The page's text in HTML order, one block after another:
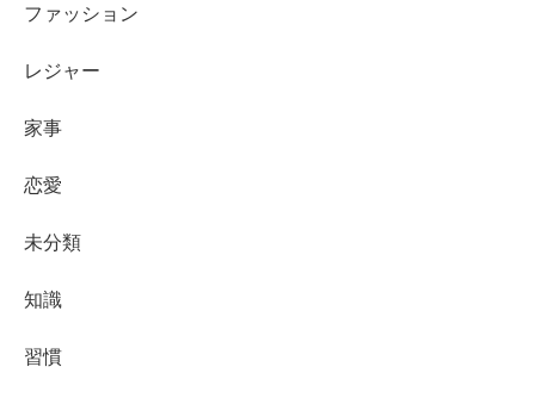
ファッション
レジャー
家事
恋愛
未分類
知識
習慣